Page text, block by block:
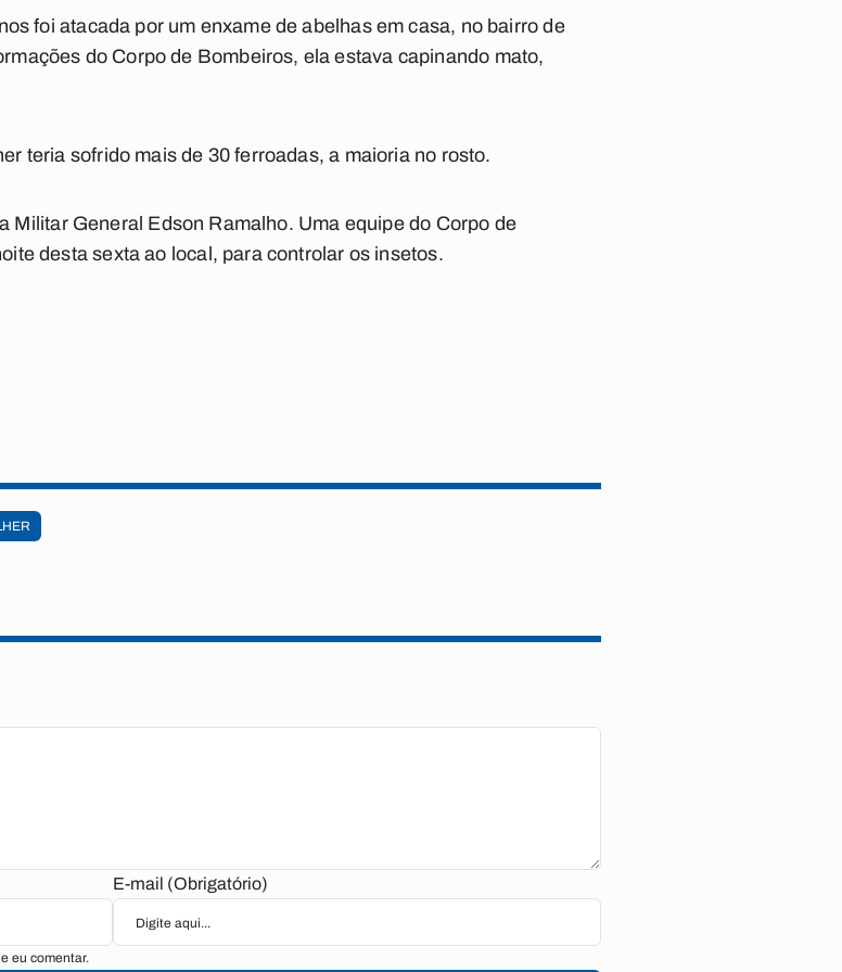
foi atacada por um enxame de abelhas em casa, no bairro de
do Corpo de Bombeiros, ela estava capinando mato,
teria sofrido mais de 30 ferroadas, a maioria no rosto.
Militar General Edson Ramalho. Uma equipe do Corpo de
desta sexta ao local, para controlar os insetos.
E-mail (Obrigatório)
eu comentar.